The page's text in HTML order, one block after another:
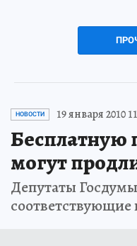
НОВОСТИ 19 января 2010
Бесплатную
могут
Депутаты
соответствующие